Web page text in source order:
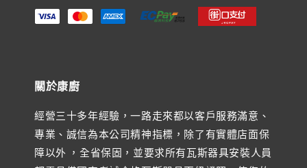
關於康廚
經營三十多年經驗，一路走來都以客戶服務滿意、
專業、誠信為本公司精神指標，除了有實體店面保
障以外 ，全省保固，並要求所有瓦斯器具安裝人員